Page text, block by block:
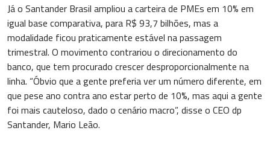
Já o Santander Brasil ampliou a carteira de PMEs em 10% em
igual base comparativa, para R$ 93,7 bilhões, mas a
modalidade ficou praticamente estável na passagem
trimestral. O movimento contrariou o direcionamento do
banco, que tem procurado crescer desproporcionalmente na
linha. “Óbvio que a gente preferia ver um número diferente, em
que pese ano contra ano estar perto de 10%, mas aqui a gente
foi mais cauteloso, dado o cenário macro”, disse o CEO dp
Santander, Mario Leão.